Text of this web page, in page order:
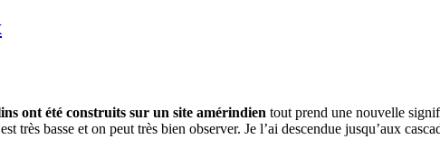
ont été construits sur un site amérindien tout prend une nouvelle
très basse et on peut très bien observer. Je l’ai descendue jusqu’aux